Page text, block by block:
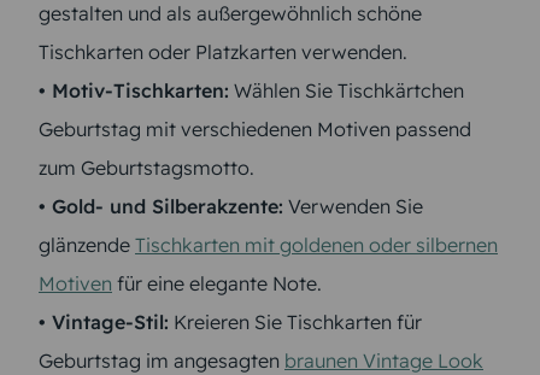
gestalten und als außergewöhnlich schöne
Tischkarten oder Platzkarten verwenden.
• Motiv-Tischkarten: Wählen Sie Tischkärtchen
Geburtstag mit verschiedenen Motiven passend
zum Geburtstagsmotto.
• Gold- und Silberakzente: Verwenden Sie
glänzende Tischkarten mit goldenen oder silbernen
Motiven für eine elegante Note.
• Vintage-Stil: Kreieren Sie Tischkarten für
Geburtstag im angesagten braunen Vintage Look